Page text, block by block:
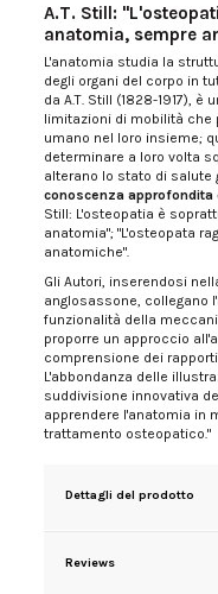
A.T. Still:
anatomia, sempre
L'anatomia studia la
degli organi del corpo in
da A.T. Still (1828-1917),
limitazioni di mobilità che
umano nel loro insieme;
determinare a loro volta
alterano lo stato di salute
conoscenza
Still: L'osteopatia è
anatomia"; "L'osteopata
anatomiche".
Gli Autori, inserendosi
anglosassone, collegano
funzionalità della
proporre un approccio
comprensione dei
L'abbondanza delle
suddivisione innovativa
apprendere l'anatomia in
trattamento osteopatico."
Dettagli del prodotto
Reviews